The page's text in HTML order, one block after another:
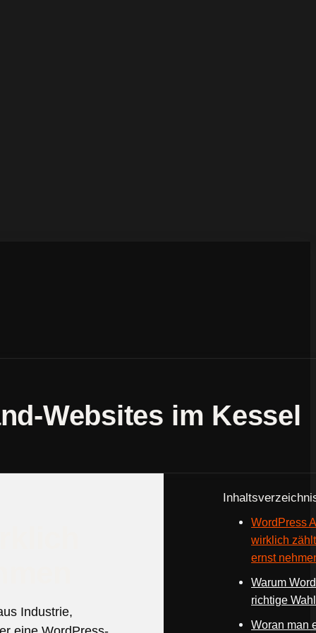
Websites im Kessel
Industrie,
WordPress
wirklich
ernst
Warum
richtige
Woran man